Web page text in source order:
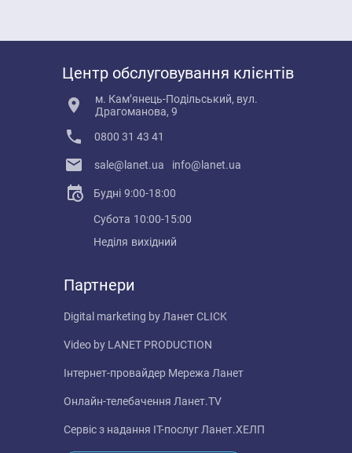
Центр обслуговування клієнтів
м. Кам’янець-Подільський, вул.
Драгоманова, 9
0800 31 43 41
sale@lanet.ua info@lanet.ua
Будні 9:00-18:00
Субота 10:00-15:00
Неділя вихідний
Партнери
Digital marketing by Ланет CLICK
Video by LANET PRODUCTION
Інтернет-провайдер Мережа Ланет
Онлайн-телебачення Ланет.TV
Сервіс з надання IT-послуг Ланет.ХЕЛП